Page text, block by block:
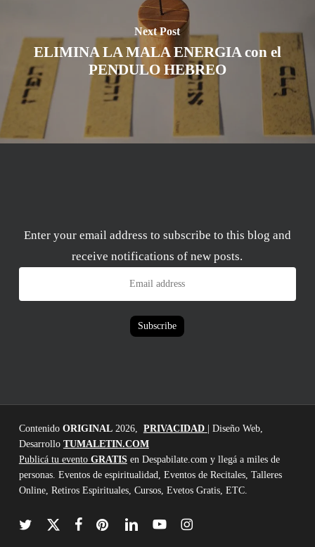
Next Post
ELIMINA LA MALA ENERGIA con el
PENDULO HEBREO
Enter your email address to subscribe to this blog and
receive notifications of new posts.
Email
Subscribe
Contenido ORIGINAL2026, PRIVACIDAD
| Diseño Web,
Desarrollo TUMALETIN.COM
Publicá tu evento GRATISen Despabilate.com y llegá a miles de
personas. Eventos de espiritualidad, Eventos de Recitales, Talleres
Online, Retiros Espirituales, Cursos, Evetos Gratis, ETC.
twitter
x-
facebookpinterestlinkedinyoutubeinstagram